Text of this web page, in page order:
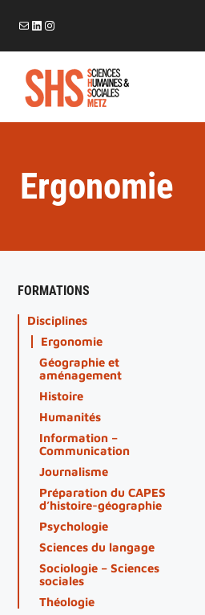
contenu
E-mailLinkedIn
Instagram
Ergonomie
FORMATIONS
Disciplines
Ergonomie
Géographie et
aménagement
Histoire
Humanités
Information –
Communication
Journalisme
Préparation du CAPES
d’histoire-géographie
Psychologie
Sciences du langage
Sociologie – Sciences
sociales
Théologie